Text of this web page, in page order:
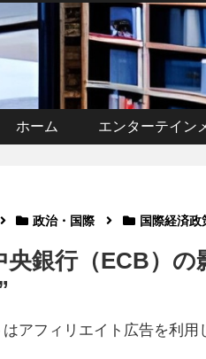
ホーム エンターテイン
政治・国際 国際経済政
央銀行（ECB）
はアフィリエイト広告を利用